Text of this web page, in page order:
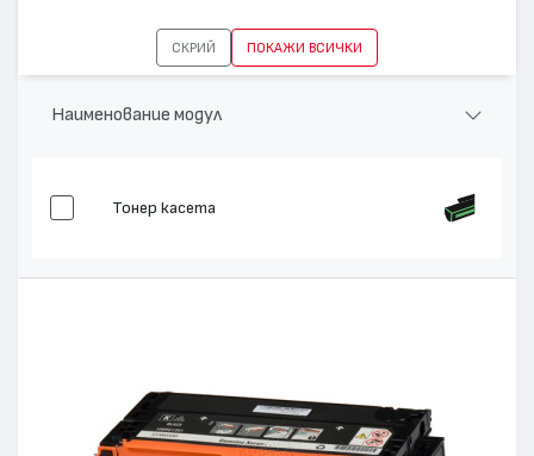
СКРИЙ ПОКАЖИ ВСИЧКИ
Наименование модул
Тонер касета